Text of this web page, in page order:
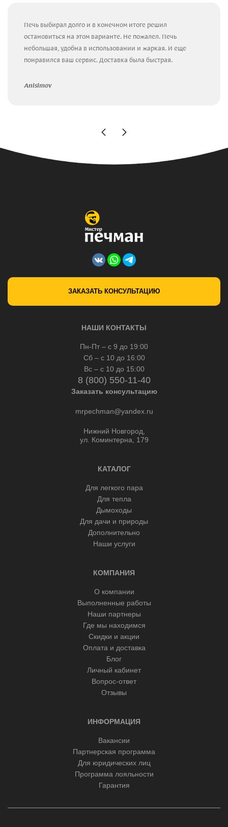
Печь выбирал долго и в конечном итоге решил
остановиться на этом варианте. Не пожалел. Печь
небольшая, удобна в использовании и жаркая. И еще
понравился ваш сервис. Доставка была быстрая.
Anisimov
ЗАКАЗАТЬ КОНСУЛЬТАЦИЮ
НАШИ КОНТАКТЫ
Пн-Пт – с 9 до 19:00
Сб – с 10 до 16:00
Вс – с 10 до 15:00
8 (800) 550-11-40
Заказать консультацию
mrpechman@yandex.ru
Нижний Новгород,
ул. Коминтерна, 179
КАТАЛОГ
Для легкого пара
Для тепла
Дымоходы
Для дачи и природы
Дополнительно
Наши услуги
КОМПАНИЯ
О компании
Выполненные работы
Наши партнеры
Где мы находимся
Скидки и акции
Оплата и доставка
Блог
Личный кабинет
Вопрос-ответ
Отзывы
ИНФОРМАЦИЯ
Вакансии
Партнерская программа
Для юридических лиц
Программа лояльности
Гарантия